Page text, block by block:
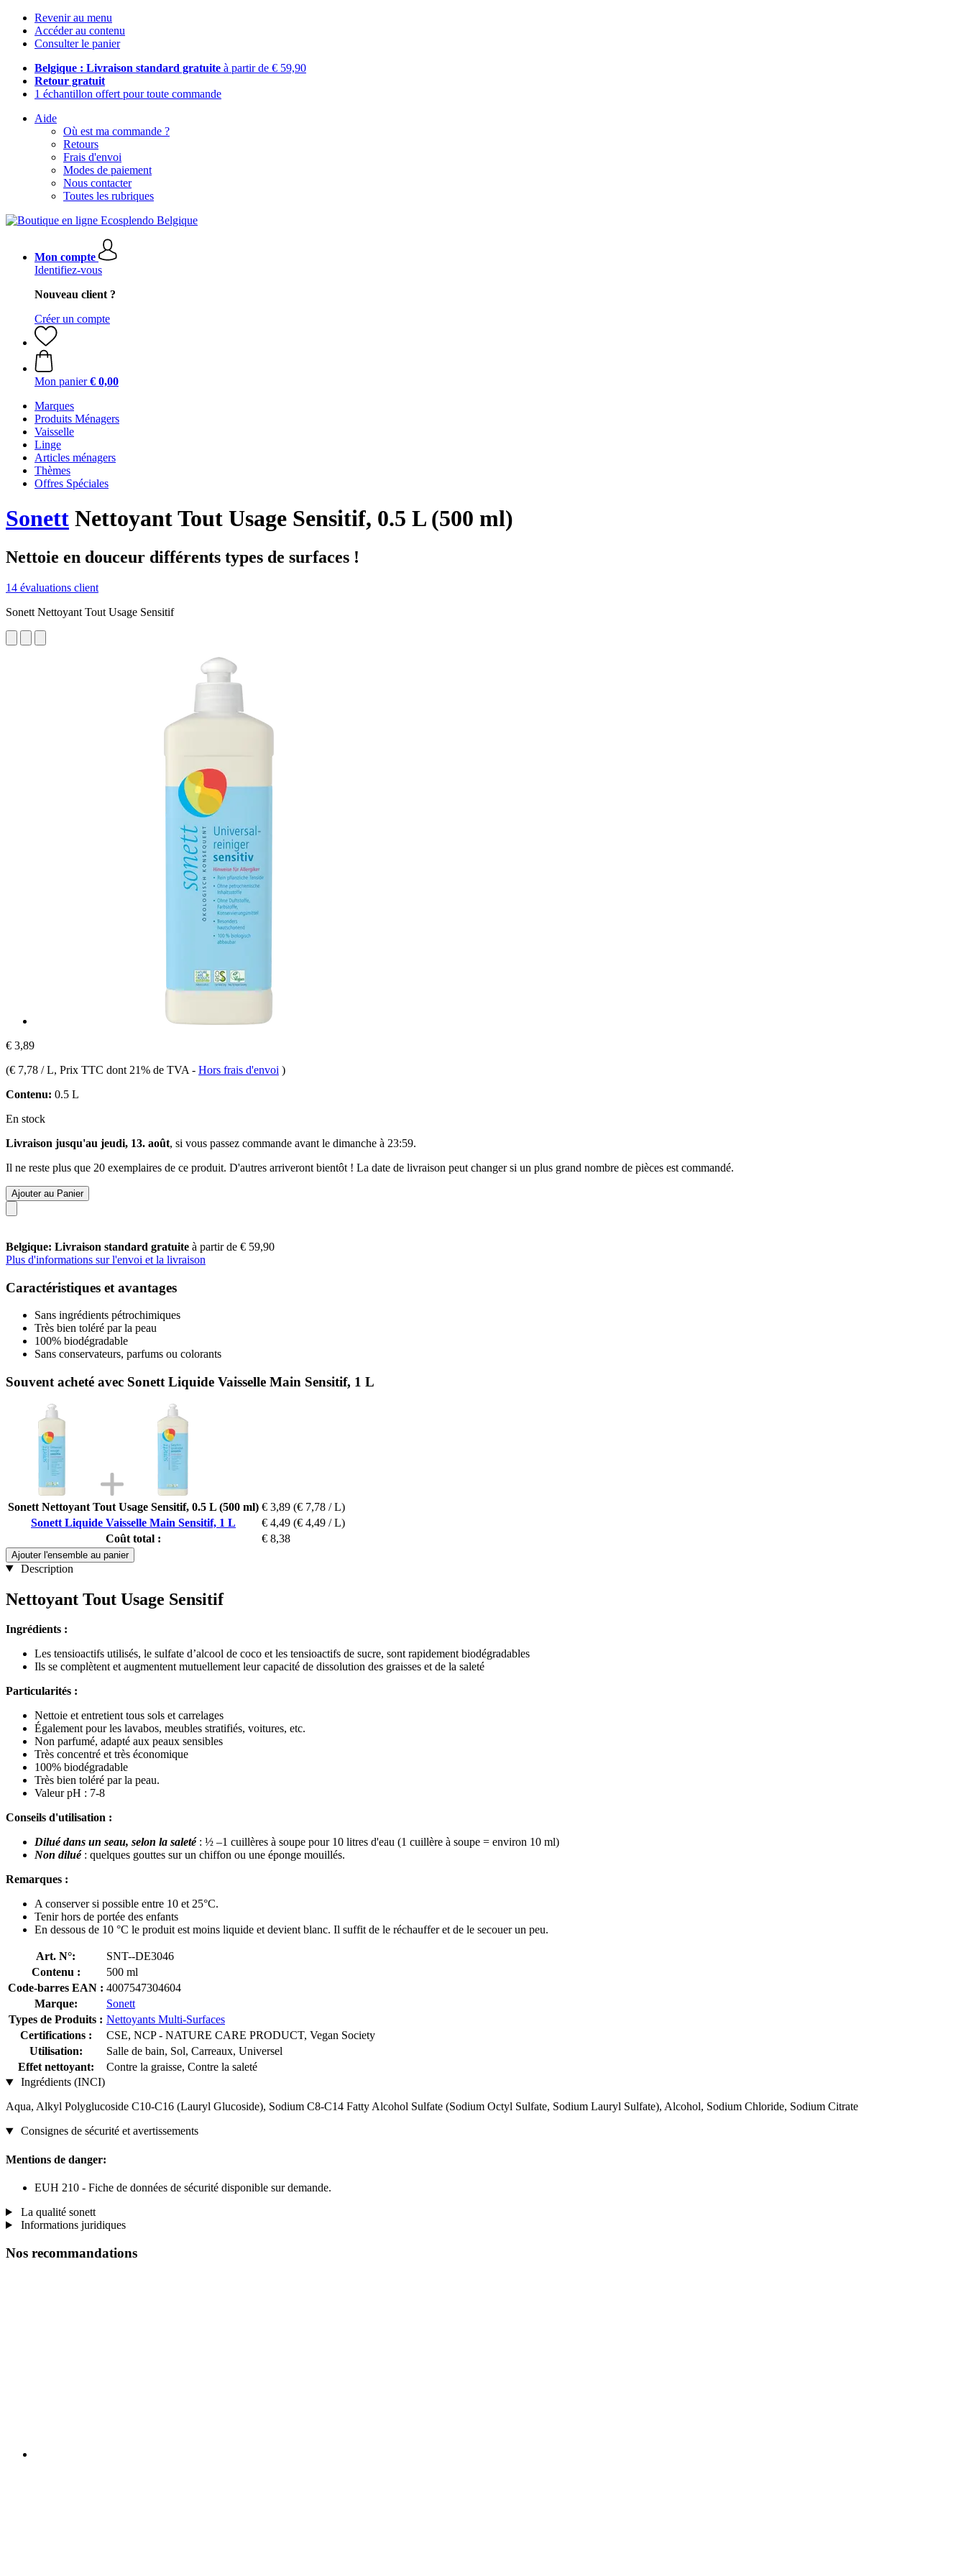
Revenir au menu
Accéder au contenu
Consulter le panier
Belgique : Livraison standard gratuite à partir de € 59,90
Retour gratuit
1 échantillon offert pour toute commande
Aide
Où est ma commande ?
Retours
Frais d'envoi
Modes de paiement
Nous contacter
Toutes les rubriques
Mon compte
Identifiez-vous
Nouveau client ?
Créer un compte
Mon panier € 0,00
Marques
Produits Ménagers
Vaisselle
Linge
Articles ménagers
Thèmes
Offres Spéciales
Sonett Nettoyant Tout Usage Sensitif, 0.5 L (500 ml)
Nettoie en douceur différents types de surfaces !
14 évaluations client
Sonett Nettoyant Tout Usage Sensitif
€ 3,89
(€ 7,78 / L, Prix TTC dont 21% de TVA - Hors frais d'envoi )
Contenu: 0.5 L
En stock
Livraison jusqu'au jeudi, 13. août, si vous passez commande avant le dimanche à 23:59.
Il ne reste plus que 20 exemplaires de ce produit. D'autres arriveront bientôt ! La date de livraison peut changer si un plus grand nombre de pièces est commandé.
Ajouter au Panier
Belgique: Livraison standard gratuite à partir de € 59,90
Plus d'informations sur l'envoi et la livraison
Caractéristiques et avantages
Sans ingrédients pétrochimiques
Très bien toléré par la peau
100% biodégradable
Sans conservateurs, parfums ou colorants
Souvent acheté avec Sonett Liquide Vaisselle Main Sensitif, 1 L
Sonett Nettoyant Tout Usage Sensitif, 0.5 L (500 ml) € 3,89 (€ 7,78 / L)
Sonett Liquide Vaisselle Main Sensitif, 1 L
€ 4,49 (€ 4,49 / L)
Coût total :
€ 8,38
Ajouter l'ensemble au panier
Description
Nettoyant Tout Usage Sensitif
Ingrédients :
Les tensioactifs utilisés, le sulfate d’alcool de coco et les tensioactifs de sucre, sont rapidement biodégradables
Ils se complètent et augmentent mutuellement leur capacité de dissolution des graisses et de la saleté
Particularités :
Nettoie et entretient tous sols et carrelages
Également pour les lavabos, meubles stratifiés, voitures, etc.
Non parfumé, adapté aux peaux sensibles
Très concentré et très économique
100% biodégradable
Très bien toléré par la peau.
Valeur pH : 7-8
Conseils d'utilisation :
Dilué dans un seau, selon la saleté : ½ –1 cuillères à soupe pour 10 litres d'eau (1 cuillère à soupe = environ 10 ml)
Non dilué : quelques gouttes sur un chiffon ou une éponge mouillés.
Remarques :
A conserver si possible entre 10 et 25°C.
Tenir hors de portée des enfants
En dessous de 10 °C le produit est moins liquide et devient blanc. Il suffit de le réchauffer et de le secouer un peu.
Art. N°:
SNT--DE3046
Contenu :
500 ml
Code-barres EAN : 4007547304604
Marque:
Sonett
Types de Produits : Nettoyants Multi-Surfaces
Certifications :
CSE, NCP - NATURE CARE PRODUCT, Vegan Society
Utilisation:
Salle de bain, Sol, Carreaux, Universel
Effet nettoyant:
Contre la graisse, Contre la saleté
Ingrédients (INCI)
Aqua, Alkyl Polyglucoside C10-C16 (Lauryl Glucoside), Sodium C8-C14 Fatty Alcohol Sulfate (Sodium Octyl Sulfate, Sodium Lauryl Sulfate), Alcohol, Sodium Chloride, Sodium Citrate
Consignes de sécurité et avertissements
Mentions de danger:
EUH 210 - Fiche de données de sécurité disponible sur demande.
La qualité sonett
Informations juridiques
Nos recommandations